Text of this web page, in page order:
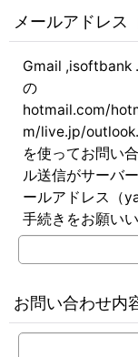
メールアドレス
Gmail ,isoftbank
の
hotmail.com/
m/live.jp/
を使ってお問い
ル送信がサーバ
ールアドレス（
手続きをお願いい
お問い合わせ内